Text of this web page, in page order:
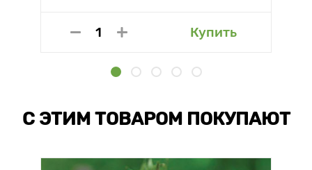
Купить
С ЭТИМ ТОВАРОМ ПОКУПАЮТ